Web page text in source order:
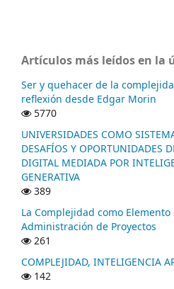
Artículos más leídos en la
Ser y quehacer de la
reflexión desde Edgar Morin
5770
UNIVERSIDADES COMO
DESAFÍOS Y OPORTUNIDADES
DIGITAL MEDIADA POR
GENERATIVA
389
La Complejidad como
Administración de Proyectos
261
COMPLEJIDAD, INTELIGENCIA
142